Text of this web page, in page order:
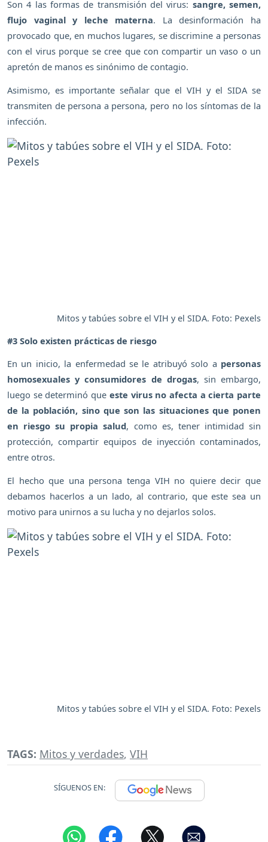
Son 4 las formas de transmisión del virus: sangre, semen,
flujo vaginal y leche materna. La desinformación ha
provocado que, en muchos lugares, se discrimine a personas
con el virus porque se cree que con compartir un vaso o un
apretón de manos es sinónimo de contagio.
Asimismo, es importante señalar que el VIH y el SIDA se
transmiten de persona a persona, pero no los síntomas de la
infección.
Mitos y tabúes sobre el VIH y el SIDA. Foto: Pexels
#3 Solo existen prácticas de riesgo
En un inicio, la enfermedad se le atribuyó solo a personas
homosexuales y consumidores de drogas, sin embargo,
luego se determinó que este virus no afecta a cierta parte
de la población, sino que son las situaciones que ponen
en riesgo su propia salud, como es, tener intimidad sin
protección, compartir equipos de inyección contaminados,
entre otros.
El hecho que una persona tenga VIH no quiere decir que
debamos hacerlos a un lado, al contrario, que este sea un
motivo para unirnos a su lucha y no dejarlos solos.
Mitos y tabúes sobre el VIH y el SIDA. Foto: Pexels
TAGS: Mitos y verdades, VIH
SÍGUENOS EN: